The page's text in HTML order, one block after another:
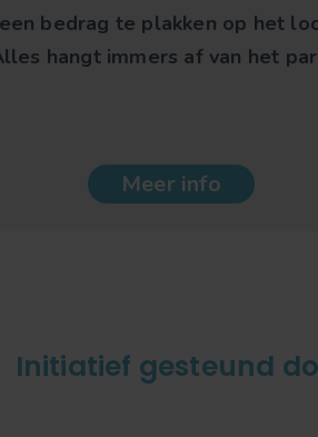
bedrag te plakken op het
hangt immers af van het
Meer info
Initiatief gesteund